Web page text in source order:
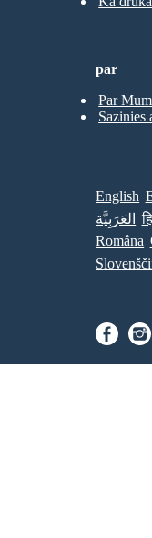
par
Par
Sazinies
English
العَرَبِيَّة
Româna